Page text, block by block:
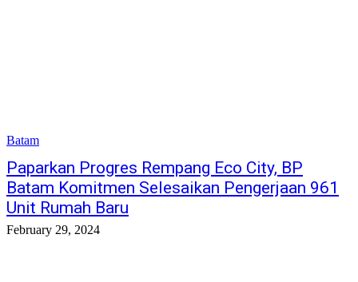
Batam
Paparkan Progres Rempang Eco City, BP
Batam Komitmen Selesaikan Pengerjaan 961
Unit Rumah Baru
February 29, 2024